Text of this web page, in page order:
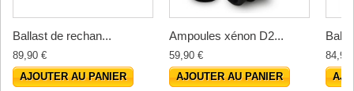
Ballast de rechan...
89,90 €
AJOUTER AU PANIER
Ampoules xénon D2...
59,90 €
AJOUTER AU PANIER
84,92